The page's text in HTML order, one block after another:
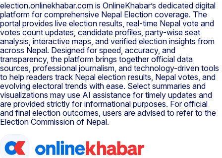
election.onlinekhabar.com is OnlineKhabar’s dedicated digital
platform for comprehensive Nepal Election coverage. The
portal provides live election results, real-time Nepal vote and
votes count updates, candidate profiles, party-wise seat
analysis, interactive maps, and verified election insights from
across Nepal. Designed for speed, accuracy, and
transparency, the platform brings together official data
sources, professional journalism, and technology-driven tools
to help readers track Nepal election results, Nepal votes, and
evolving electoral trends with ease. Select summaries and
visualizations may use AI assistance for timely updates and
are provided strictly for informational purposes. For official
and final election outcomes, users are advised to refer to the
Election Commission of Nepal.